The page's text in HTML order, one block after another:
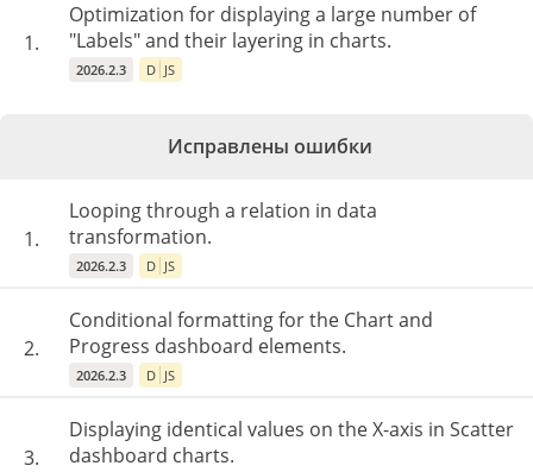
1.
Optimization for displaying a large number of
"Labels" and their layering in charts.
2026.2.3 D JS
Исправлены ошибки
1.
Looping through a relation in data
transformation.
2026.2.3 D JS
2.
Conditional formatting for the Chart and
Progress dashboard elements.
2026.2.3 D JS
3.
Displaying identical values ​​on the X-axis in Scatter
dashboard charts.